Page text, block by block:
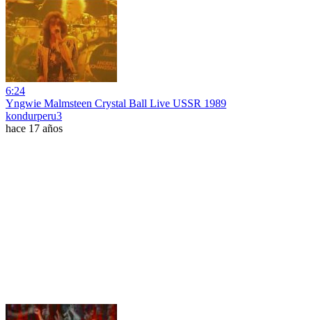
6:24
Yngwie Malmsteen Crystal Ball Live USSR 1989
kondurperu3
hace 17 años